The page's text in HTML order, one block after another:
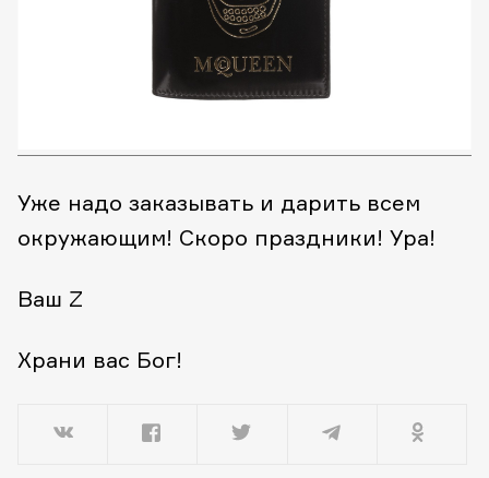
Уже надо заказывать и дарить всем
окружающим! Скоро праздники! Ура!
Ваш Z
Храни вас Бог!